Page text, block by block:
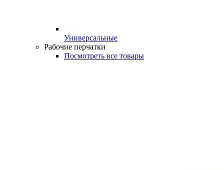
Универсальные
Рабочие перчатки
Посмотреть все товары